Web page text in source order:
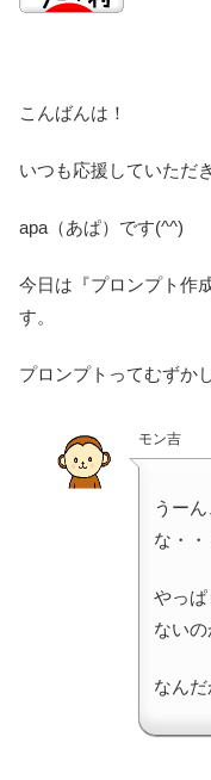
こんばんは！
いつも応援していただ
apa（あぱ）です(^^)
今日は『プロンプト作
す。
プロンプトってむずか
モン吉
うー
な・・
やっ
ないの
なんだ